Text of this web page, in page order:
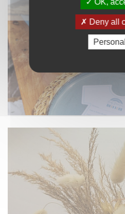
NAPPAGE
OK,
Deny all